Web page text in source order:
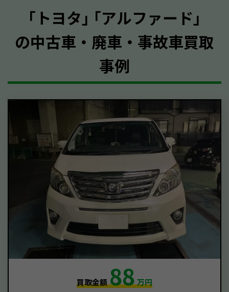
｢トヨタ｣ ｢アルファード｣
の中古車・廃車・事故車買取
事例
買取金額88万円